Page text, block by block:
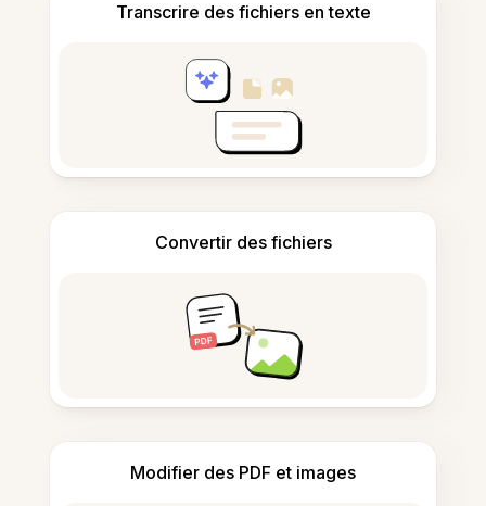
Transcrire des fichiers en texte
Convertir des fichiers
Modifier des PDF et images